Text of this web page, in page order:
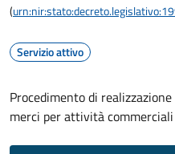
(
Servizio attivo
Procedimento di
merci per attività